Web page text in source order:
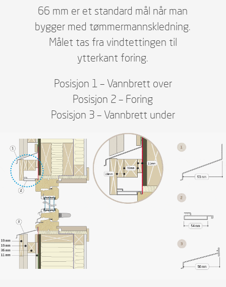
66 mm er et standard mål når man
bygger med tømmermannskledning.
Målet tas fra vindtettingen til
ytterkant foring.
Posisjon 1 – Vannbrett over
Posisjon 2 – Foring
Posisjon 3 – Vannbrett under